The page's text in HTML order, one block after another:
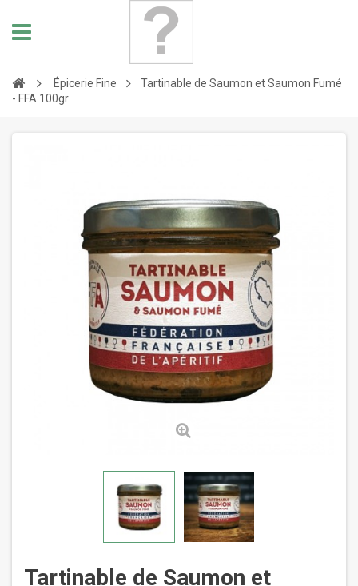
Épicerie Fine
Tartinable de Saumon et Saumon Fumé
- FFA 100gr
Tartinable de Saumon et